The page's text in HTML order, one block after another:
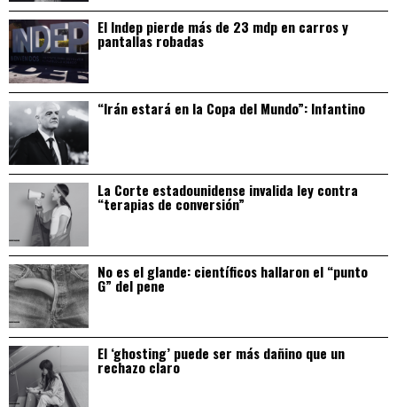
El Indep pierde más de 23 mdp en carros y
pantallas robadas
“Irán estará en la Copa del Mundo”: Infantino
La Corte estadounidense invalida ley contra
“terapias de conversión”
No es el glande: científicos hallaron el “punto
G” del pene
El ‘ghosting’ puede ser más dañino que un
rechazo claro